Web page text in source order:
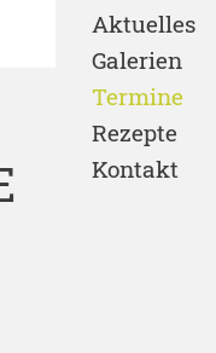
Aktuelles
Galerien
Termine
Rezepte
Kontakt